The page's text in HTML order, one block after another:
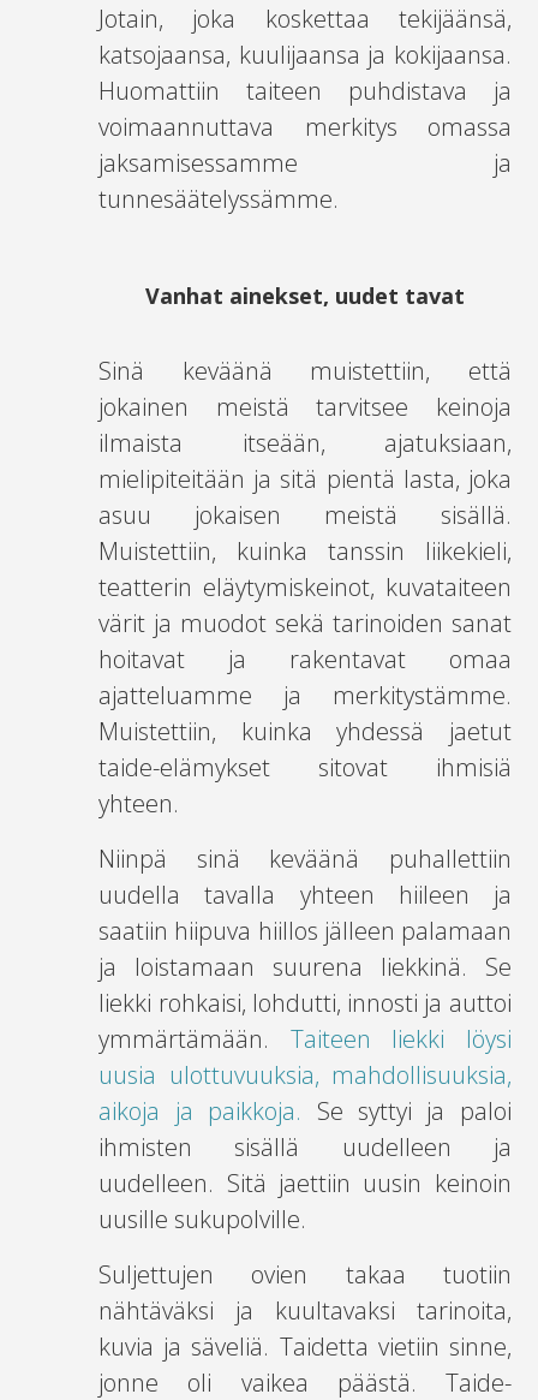
Jotain, joka koskettaa tekijäänsä,
katsojaansa, kuulijaansa ja kokijaansa.
Huomattiin taiteen puhdistava ja
voimaannuttava merkitys omassa
jaksamisessamme ja
tunnesäätelyssämme.
Vanhat ainekset, uudet tavat
Sinä keväänä muistettiin, että
jokainen meistä tarvitsee keinoja
ilmaista itseään, ajatuksiaan,
mielipiteitään ja sitä pientä lasta, joka
asuu jokaisen meistä sisällä.
Muistettiin, kuinka tanssin liikekieli,
teatterin eläytymiskeinot, kuvataiteen
värit ja muodot sekä tarinoiden sanat
hoitavat ja rakentavat omaa
ajatteluamme ja merkitystämme.
Muistettiin, kuinka yhdessä jaetut
taide-elämykset sitovat ihmisiä
yhteen.
Niinpä sinä keväänä puhallettiin
uudella tavalla yhteen hiileen ja
saatiin hiipuva hiillos jälleen palamaan
ja loistamaan suurena liekkinä. Se
liekki rohkaisi, lohdutti, innosti ja auttoi
ymmärtämään. Taiteen liekki löysi
uusia ulottuvuuksia, mahdollisuuksia,
aikoja ja paikkoja. Se syttyi ja paloi
ihmisten sisällä uudelleen ja
uudelleen. Sitä jaettiin uusin keinoin
uusille sukupolville.
Suljettujen ovien takaa tuotiin
nähtäväksi ja kuultavaksi tarinoita,
kuvia ja säveliä. Taidetta vietiin sinne,
jonne oli vaikea päästä. Taide-